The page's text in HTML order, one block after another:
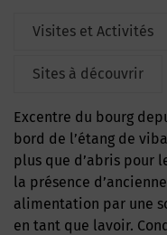
Visites et Activités
Sites à découvrir
Excentre du bourg depuis le XIX ème siècle ,le lavoir au
bord de l’étang de
plus que d’abris pour
la présence
alimentation par une
en tant que lavoir.